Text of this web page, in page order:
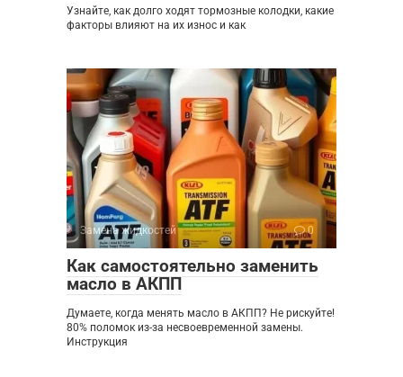
Узнайте, как долго ходят тормозные колодки, какие
факторы влияют на их износ и как
Замена жидкостей 0
Как самостоятельно заменить
масло в АКПП
Думаете, когда менять масло в АКПП? Не рискуйте!
80% поломок из-за несвоевременной замены.
Инструкция